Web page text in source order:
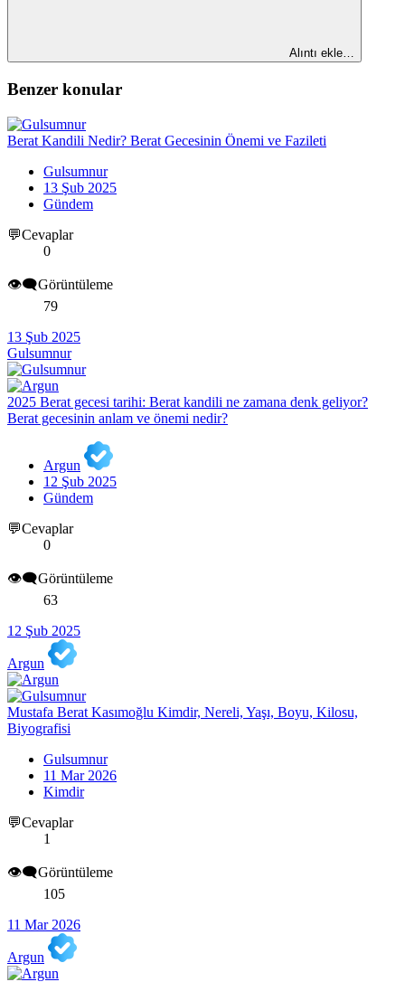
Alıntı ekle…
Benzer konular
Berat Kandili Nedir? Berat Gecesinin Önemi ve Fazileti
Gulsumnur
13 Şub 2025
Gündem
💬Cevaplar
0
👁️‍🗨️Görüntüleme
79
13 Şub 2025
Gulsumnur
2025 Berat gecesi tarihi: Berat kandili ne zamana denk geliyor?
Berat gecesinin anlam ve önemi nedir?
Argun
12 Şub 2025
Gündem
💬Cevaplar
0
👁️‍🗨️Görüntüleme
63
12 Şub 2025
Argun
Mustafa Berat Kasımoğlu Kimdir, Nereli, Yaşı, Boyu, Kilosu,
Biyografisi
Gulsumnur
11 Mar 2026
Kimdir
💬Cevaplar
1
👁️‍🗨️Görüntüleme
105
11 Mar 2026
Argun